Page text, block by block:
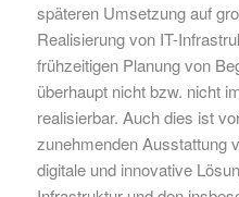
späteren Umsetzung auf
Realisierung von IT-
frühzeitigen Planung von
überhaupt nicht bzw. nicht
realisierbar. Auch dies ist
zunehmenden Ausstattung
digitale und innovative